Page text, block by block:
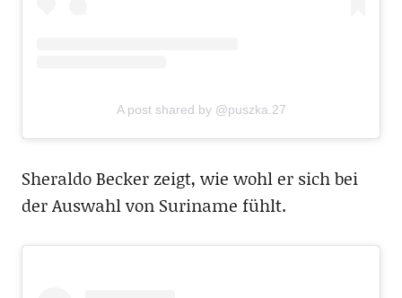
A post shared by @puszka.27
Sheraldo Becker zeigt, wie wohl er sich bei
der Auswahl von Suriname fühlt.